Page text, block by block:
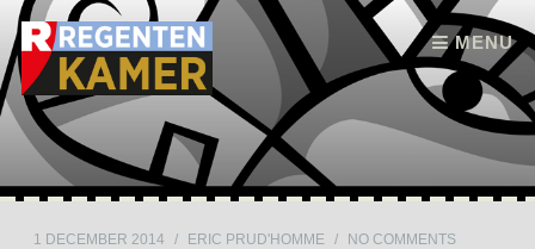
MENU
Skip to content
1 DECEMBER 2014 / ERIC PRUD'HOMME / NO COMMENTS